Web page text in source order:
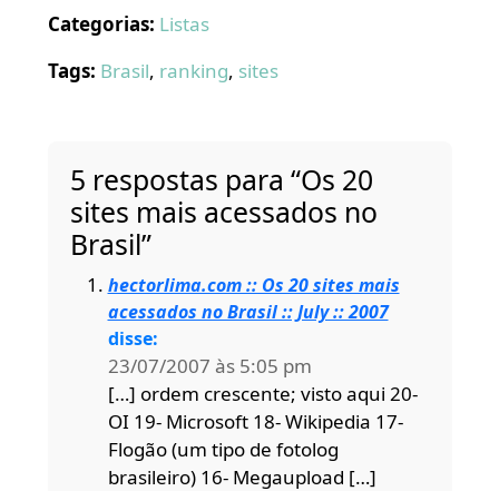
Categorias: Listas
Tags: Brasil, ranking, sites
5 respostas para “Os 20
sites mais acessados no
Brasil”
hectorlima.com :: Os 20 sites mais
acessados no Brasil :: July :: 2007
disse:
23/07/2007 às 5:05 pm
[…] ordem crescente; visto aqui 20-
OI 19- Microsoft 18- Wikipedia 17-
Flogão (um tipo de fotolog
brasileiro) 16- Megaupload […]